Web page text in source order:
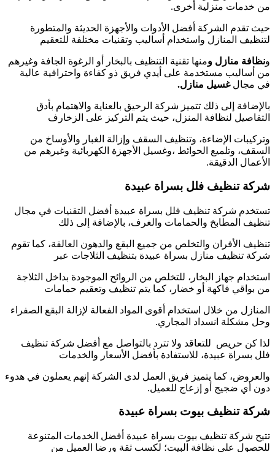
من خدمات منزلية أخرى.
حيث تقدم الشركة أفضل الأدوات والأجهزة الحديثة والمتطورة
لتنظيف المنازل واستخدام أساليب وتقنيات مختلفة للتعقيم
ونظافة منازل ومنها تقنية التنظيف بالبخار أو الرغوة الجافة وغيرهم
من أساليب مستخدمة على أيدي فريق ذو كفاءة واحترافية عالية
في مجال غسيل منازل.
بالإضافة إلى ذلك تتميز شركة الرحيق بالعناية والاهتمام بأدق
التفاصيل لنظافة المنزل، حيث يتم التركيز على الزخارف
وتركيبات الإضاءة، وتنظيف السقف وإزالة الغبار والأوساخ من
السقف، وتلميع الحوائط ،وغسيل الأجهزة الكهربائية وغيرهم من
الأعمال الدقيقة.
شركة تنظيف فلل بسراة عبيدة
تستخدم شركة تنظيف فلل بسراة عبيدة أفضل التقنيات في مجال
تنظيف المطابخ والحمامات والغرف، بالإضافة إلى ذلك
تنظيف الأفران والتخلص من جميع البقع والدهون العالقة، كما تقوم
شركة تنظيف منازل بسراة عبيدة بتنظيف الثلاجات عبر
استخدام جهاز البخار، للتخلص من الروائح الموجودة بداخل الثلاجة
من بواقي فاكهة أو خضار، كما يتم تنظيف وتعقيم حمامات
المنازل من خلال استخدام أقوى المواد الفعالة لإزالة البقع الصفراء
وحل مشكلة انسداد المجاري.
لذا كن حريص للتعاقد ولا تترد بالتواصل مع أفضل شركة تنظيف
فلل بسراة عبيدة، للاستفادة بأفضل الأسعار والخدمات
والعروض، كما يتميز فريق العمل لدى الشركة إنهم يعملون في هدوء
دون أي ضجيج أو إزعاج للعميل.
شركة تنظيف بيوت بسراة عبيدة
تتيح شركة تنظيف بيوت بسراة عبيدة أفضل الخدمات المتنوعة
للحصول على نظافة البيت؛ لكسب ثقة ورضا العميل من